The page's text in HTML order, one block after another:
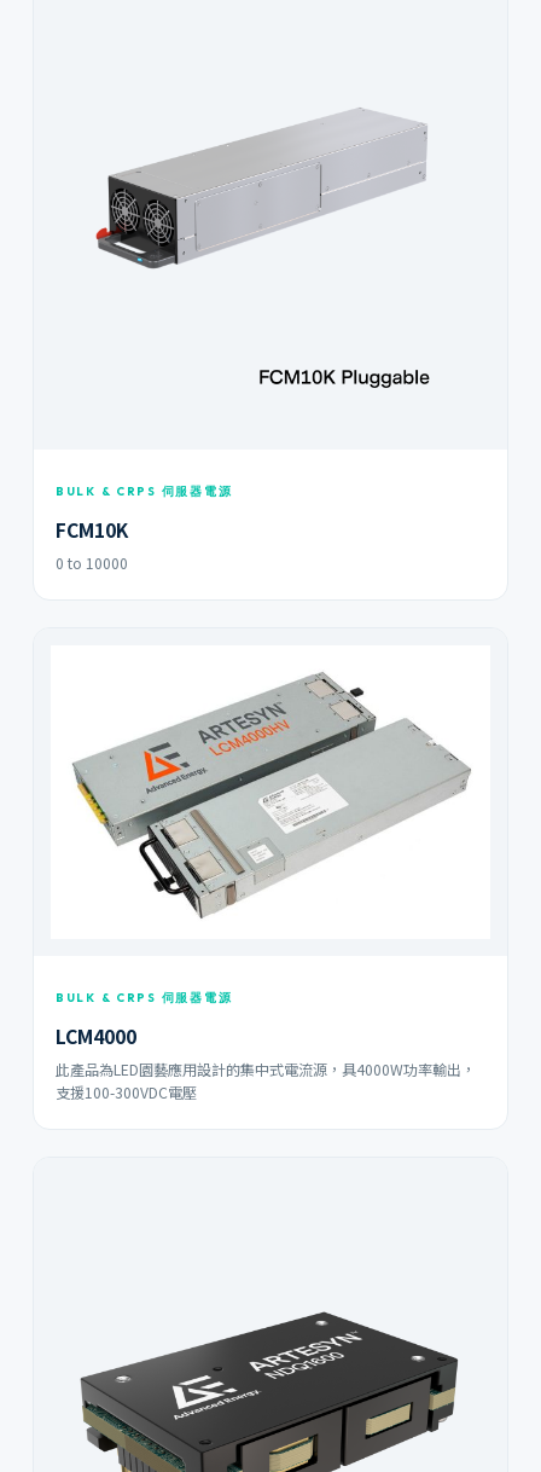
BULK & CRPS 伺服器電源
FCM10K
0 to 10000
BULK & CRPS 伺服器電源
LCM4000
此產品為LED園藝應用設計的集中式電流源，具4000W功率輸出，
支援100-300VDC電壓